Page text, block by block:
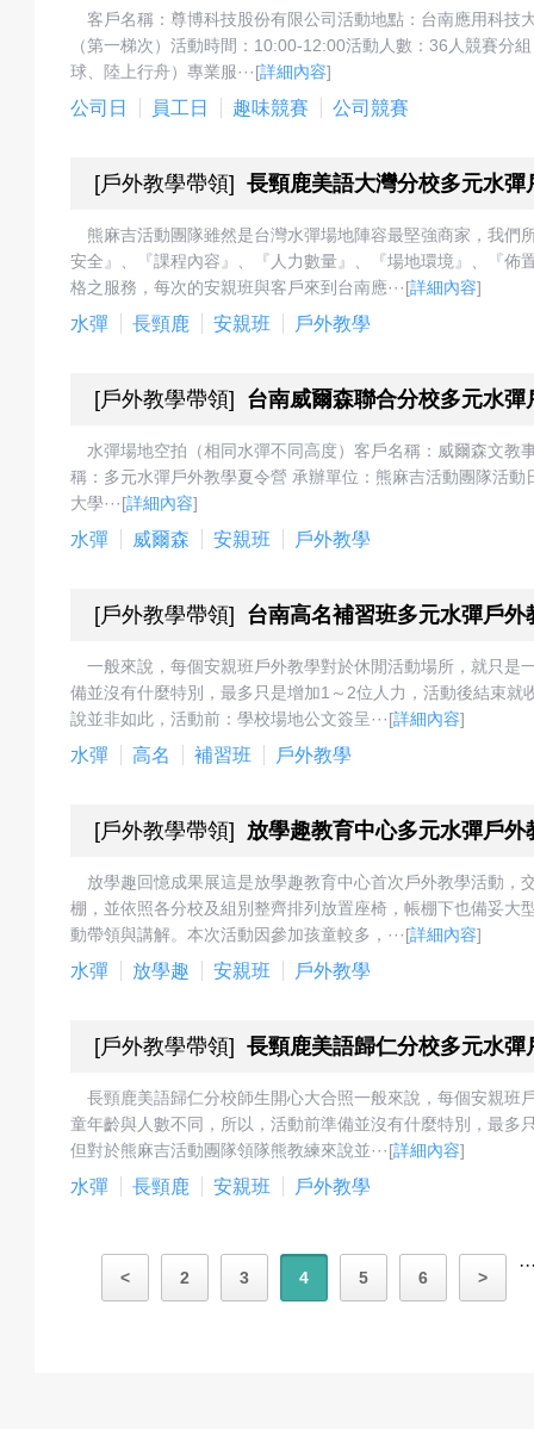
息
款
費
客戶名稱：尊博科技股份有限公司活動地點：台南應用科
（第一梯次）活動時間：10:00-12:00活動人數：36人競賽分
球、陸上行舟）專業服···[詳細內容]
公司日 員工日 趣味競賽 公司競賽
[戶外教學帶領] 長頸鹿美語大灣分校多元水彈
熊麻吉活動團隊雖然是台灣水彈場地陣容最堅強商家，我
安全』、『課程內容』、『人力數量』、『場地環境』、『
格之服務，每次的安親班與客戶來到台南應···[詳細內容]
水彈 長頸鹿 安親班 戶外教學
[戶外教學帶領] 台南威爾森聯合分校多元水彈
水彈場地空拍（相同水彈不同高度）客戶名稱：威爾森文
稱：多元水彈戶外教學夏令營 承辦單位：熊麻吉活動團隊活
大學···[詳細內容]
水彈 威爾森 安親班 戶外教學
[戶外教學帶領] 台南高名補習班多元水彈戶外
一般來說，每個安親班戶外教學對於休閒活動場所，就只
備並沒有什麼特別，最多只是增加1～2位人力，活動後結束
說並非如此，活動前：學校場地公文簽呈···[詳細內容]
水彈 高名 補習班 戶外教學
[戶外教學帶領] 放學趣教育中心多元水彈戶外
放學趣回憶成果展這是放學趣教育中心首次戶外教學活動
棚，並依照各分校及組別整齊排列放置座椅，帳棚下也備妥
動帶領與講解。本次活動因參加孩童較多，···[詳細內容]
水彈 放學趣 安親班 戶外教學
[戶外教學帶領] 長頸鹿美語歸仁分校多元水彈
長頸鹿美語歸仁分校師生開心大合照一般來說，每個安親
童年齡與人數不同，所以，活動前準備並沒有什麼特別，最
但對於熊麻吉活動團隊領隊熊教練來說並···[詳細內容]
水彈 長頸鹿 安親班 戶外教學
< 2 3 4 5 6 >